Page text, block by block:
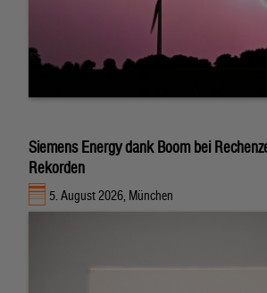
Siemens Energy dank Boom bei
Rekorden
5. August 2026, München